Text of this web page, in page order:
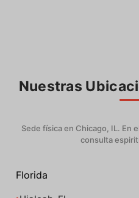
Nuestras
Sede física en Chicago, IL. En
consulta
Florida